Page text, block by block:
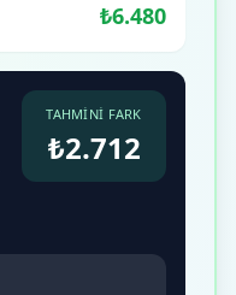
₺6.480
TAHMINI FARK
₺2.712